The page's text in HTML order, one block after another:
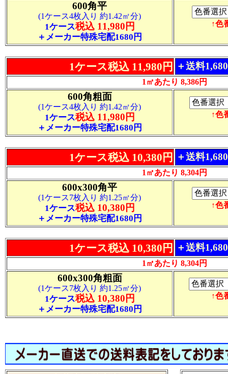
600角平
(1ケース4枚入り 約1.42㎡分)
1ケース税込 11,980円
＋メーカー特殊宅配1680円
↑色
1ケース税込 11,980円 ＋送料
1㎡あたり 8,386円
600角粗面
(1ケース4枚入り 約1.42㎡分)
1ケース税込 11,980円
＋メーカー特殊宅配1680円
↑色
1ケース税込 10,380円 ＋送料
1㎡あたり 8,304円
600x300角平
(1ケース7枚入り 約1.25㎡分)
1ケース税込 10,380円
＋メーカー特殊宅配1680円
↑色
1ケース税込 10,380円 ＋送料
1㎡あたり 8,304円
600x300角粗面
(1ケース7枚入り 約1.25㎡分)
1ケース税込 10,380円
＋メーカー特殊宅配1680円
↑色